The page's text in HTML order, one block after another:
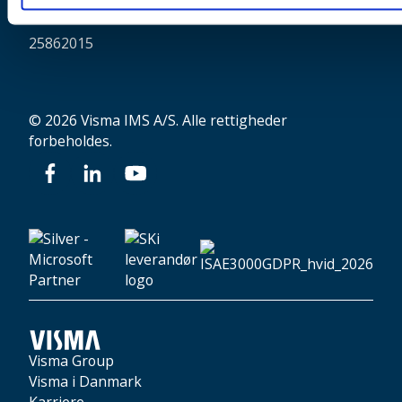
CVR:
25862015
© 2026 Visma IMS A/S. Alle rettigheder
forbeholdes.
Visma Group
Visma i Danmark